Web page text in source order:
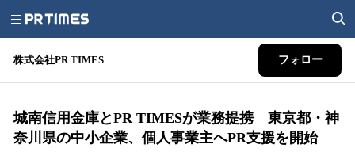
株式会社PR TIMES フォロー
城南信用金庫とPR TIMESが業務提携 東京都・神
奈川県の中小企業、個人事業主へPR支援を開始